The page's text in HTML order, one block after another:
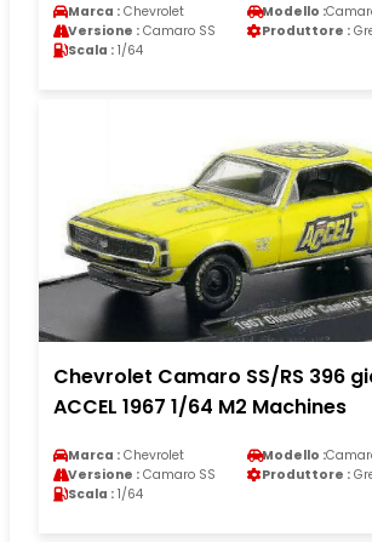
Marca : Chevrolet Modello :
Versione : Camaro SS Produttore :
Scala : 1/64
Chevrolet Camaro SS/RS 396
ACCEL 1967 1/64 M2 Machines
Marca : Chevrolet Modello :
Versione : Camaro SS Produttore :
Scala : 1/64